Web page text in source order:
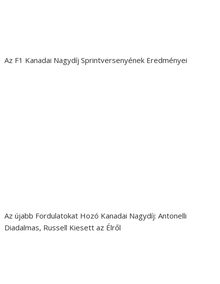
Az F1 Kanadai Nagydíj Sprintversenyének Eredményei
Az újabb Fordulatokat Hozó Kanadai Nagydíj: Antonelli
Diadalmas, Russell Kiesett az Élről